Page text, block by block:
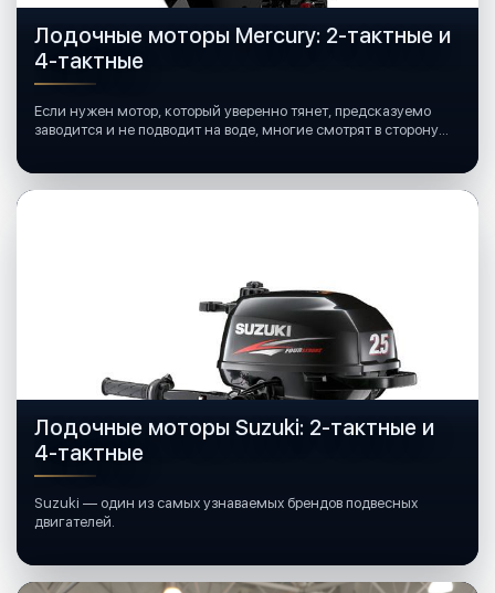
Лодочные моторы Mercury: 2-тактные и
4-тактные
Если нужен мотор, который уверенно тянет, предсказуемо
заводится и не подводит на воде, многие смотрят в сторону
Лодочные моторы Suzuki: 2-тактные и
4-тактные
Suzuki — один из самых узнаваемых брендов подвесных
двигателей.